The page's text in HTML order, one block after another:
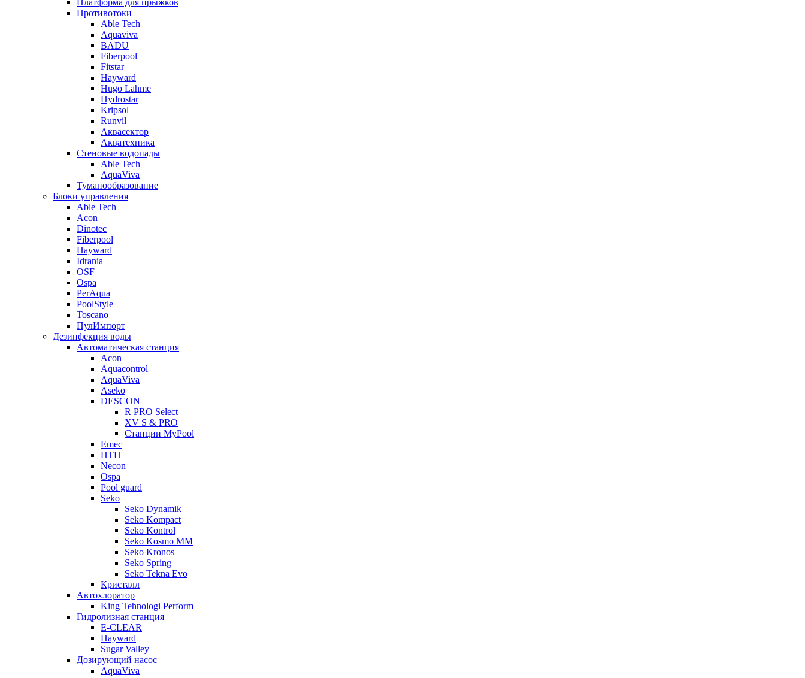
Противотоки
Able Tech
Aquaviva
BADU
Fiberpool
Fitstar
Hayward
Hugo Lahme
Hydrostar
Kripsol
Runvil
Аквасектор
Акватехника
Стеновые водопады
Able Tech
AquaViva
Туманообразование
Блоки управления
Able Tech
Acon
Dinotec
Fiberpool
Hayward
Idrania
OSF
Ospa
PerAqua
PoolStyle
Toscano
ПулИмпорт
Дезинфекция воды
Автоматическая станция
Acon
Aquacontrol
AquaViva
Aseko
DESCON
R PRO Select
XV S & PRO
Станции MyPool
Emec
HTH
Necon
Ospa
Pool guard
Seko
Seko Dynamik
Seko Kompact
Seko Kontrol
Seko Kosmo MM
Seko Kronos
Seko Spring
Seko Tekna Evo
Кристалл
Автохлоратор
King Tehnologi Perform
Гидролизная станция
E-CLEAR
Hayward
Sugar Valley
Дозирующий насос
AquaViva